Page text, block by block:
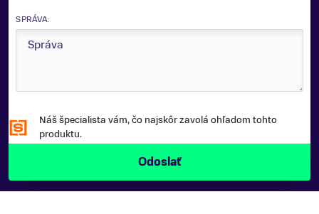
SPRÁVA:
Náš špecialista vám, čo najskôr zavolá ohľadom tohto
produktu.